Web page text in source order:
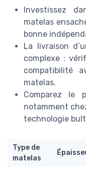
Investissez
matelas
bonne
La livraison
complexe :
compatibilité
matelas.
Comparez le
notamment
technologie
Type de
matelas